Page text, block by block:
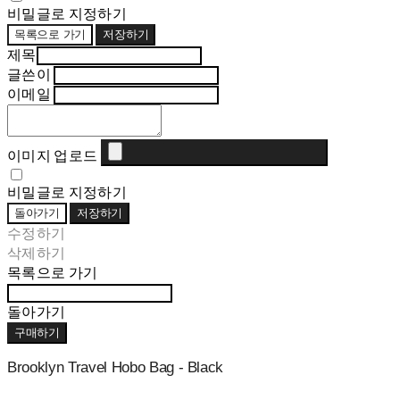
비밀글로 지정하기
목록으로 가기 저장하기
제목
글쓴이
이메일
이미지 업로드
비밀글로 지정하기
돌아가기 저장하기
수정하기
삭제하기
목록으로 가기
돌아가기
구매하기
Brooklyn Travel Hobo Bag - Black